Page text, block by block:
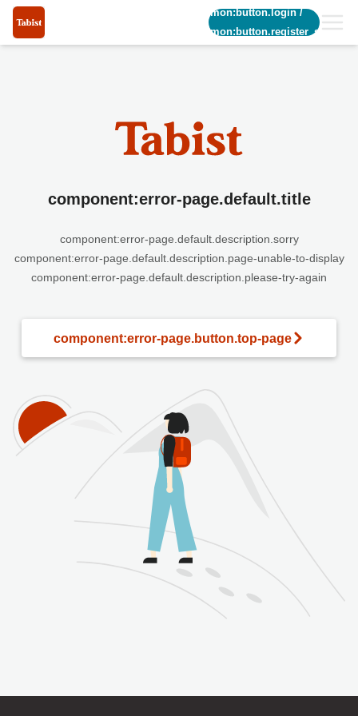
common:button.login/
common:button.register_short
component:error-page.default.title
component:error-page.default.description.sorry
component:error-page.default.description.page-unable-to-display
component:error-page.default.description.please-try-again
component:error-page.button.top-page